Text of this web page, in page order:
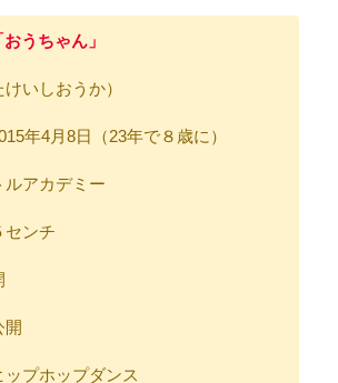
うちゃん」
いしおうか）
年4月8日（23年で８歳に）
ルアカデミー
センチ
開
プホップダンス